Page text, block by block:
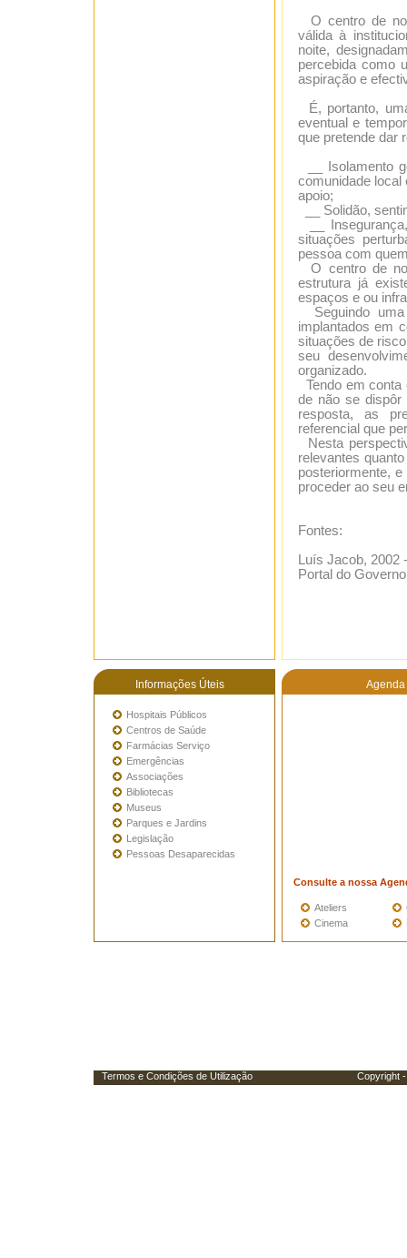
O centro de
válida à
noite,
percebida como
aspiração e
É, portanto,
eventual e
que pretende dar
__ Isolamento
comunidade local
apoio;
__ Solidão,
__
situações
pessoa com
O centro de
estrutura já
espaços e ou
Seguindo uma
implantados em
situações de
seu
organizado.
Tendo em
de não se dispôr
resposta, as
referencial que
Nesta
relevantes
posteriormente,
proceder ao seu
Fontes:
Luís Jacob,
Portal do Governo
Informações Úteis Agenda
Hospitais Públicos
Centros de Saúde
Farmácias Serviço
Emergências
Associações
Bibliotecas
Museus
Parques e Jardins
Legislação
Pessoas Desaparecidas
Consulte a nossa
Ateliers
Cinema
Termos e Condições de Utilização Copyright -